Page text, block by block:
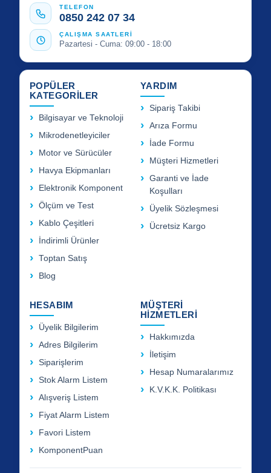
TELEFON
0850 242 07 34
ÇALIŞMA SAATLERİ
Pazartesi - Cuma: 09:00 - 18:00
POPÜLER
KATEGORİLER
Bilgisayar ve Teknoloji
Mikrodenetleyiciler
Motor ve Sürücüler
Havya Ekipmanları
Elektronik Komponent
Ölçüm ve Test
Kablo Çeşitleri
İndirimli Ürünler
Toptan Satış
Blog
YARDIM
Sipariş Takibi
Arıza Formu
İade Formu
Müşteri Hizmetleri
Garanti ve İade
Koşulları
Üyelik Sözleşmesi
Ücretsiz Kargo
HESABIM
Üyelik Bilgilerim
Adres Bilgilerim
Siparişlerim
Stok Alarm Listem
Alışveriş Listem
Fiyat Alarm Listem
Favori Listem
KomponentPuan
MÜŞTERİ
HİZMETLERİ
Hakkımızda
İletişim
Hesap Numaralarımız
K.V.K.K. Politikası